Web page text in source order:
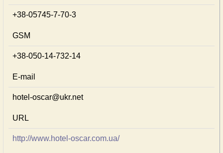
+38-05745-7-70-3
GSM
+38-050-14-732-14
E-mail
hotel-oscar@ukr.net
URL
http://www.hotel-oscar.com.ua/